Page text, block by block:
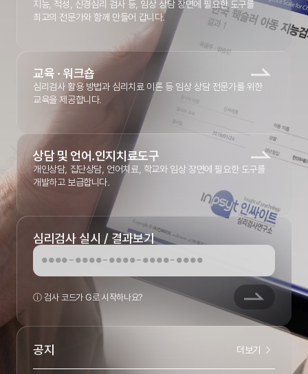
지능, 적성, 신경심리 검사 등, 임상 상담 장면에 필요한 도구를
최고의 전문가와 함께 만들어 갑니다.
교육 · 워크숍
심리검사 활용 방법과 심리치료 이론 등 임상 상담 전문가를 위한
교육을 제공합니다.
상담 및 언어.인지치료도구
개인상담, 집단상담, 언어치료, 학교와 임상 장면에 필요한 도구를
개발하고 보급합니다.
심리검사 실시 / 결과보기
●●●● -●●●●-●●●●-●●●●-●●●●
ⓘ 검사 코드가G로 시작하나요?
공지 더보기